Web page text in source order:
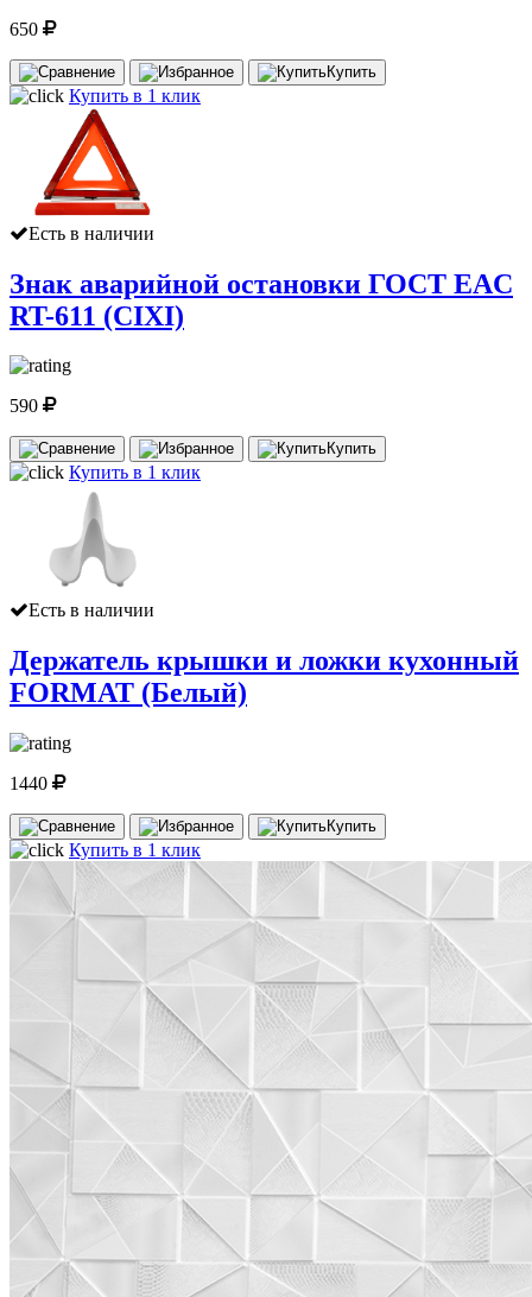
650
Купить
Купить в 1 клик
Есть в наличии
Знак аварийной остановки ГОСТ EAC
RT-611 (CIXI)
590
Купить
Купить в 1 клик
Есть в наличии
Держатель крышки и ложки кухонный
FORMAT (Белый)
1440
Купить
Купить в 1 клик